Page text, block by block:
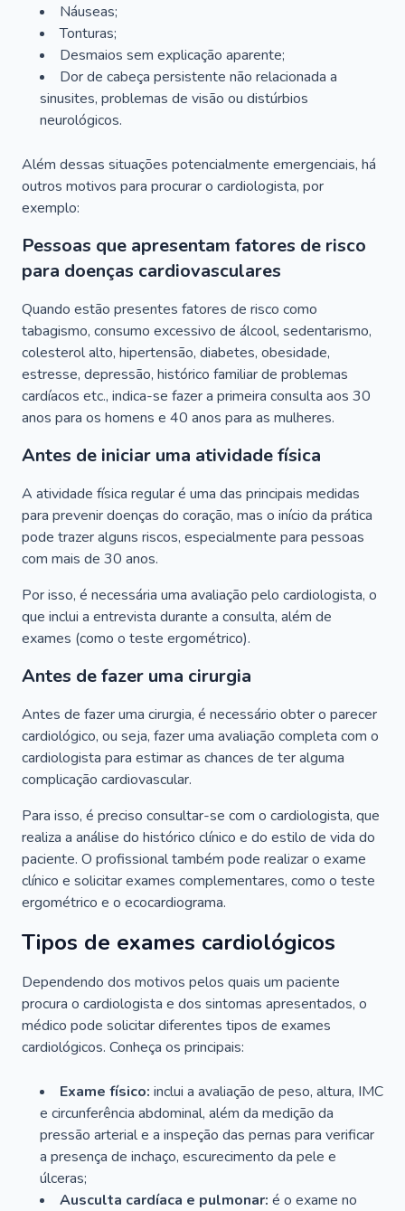
Náuseas;
Tonturas;
Desmaios sem explicação aparente;
Dor de cabeça persistente não relacionada a
sinusites, problemas de visão ou distúrbios
neurológicos.
Além dessas situações potencialmente emergenciais, há
outros motivos para procurar o cardiologista, por
exemplo:
Pessoas que apresentam fatores de risco
para doenças cardiovasculares
Quando estão presentes fatores de risco como
tabagismo, consumo excessivo de álcool, sedentarismo,
colesterol alto, hipertensão, diabetes, obesidade,
estresse, depressão, histórico familiar de problemas
cardíacos etc., indica-se fazer a primeira consulta aos 30
anos para os homens e 40 anos para as mulheres.
Antes de iniciar uma atividade física
A atividade física regular é uma das principais medidas
para prevenir doenças do coração, mas o início da prática
pode trazer alguns riscos, especialmente para pessoas
com mais de 30 anos.
Por isso, é necessária uma avaliação pelo cardiologista, o
que inclui a entrevista durante a consulta, além de
exames (como o teste ergométrico).
Antes de fazer uma cirurgia
Antes de fazer uma cirurgia, é necessário obter o parecer
cardiológico, ou seja, fazer uma avaliação completa com o
cardiologista para estimar as chances de ter alguma
complicação cardiovascular.
Para isso, é preciso consultar-se com o cardiologista, que
realiza a análise do histórico clínico e do estilo de vida do
paciente. O profissional também pode realizar o exame
clínico e solicitar exames complementares, como o teste
ergométrico e o ecocardiograma.
Tipos de exames cardiológicos
Dependendo dos motivos pelos quais um paciente
procura o cardiologista e dos sintomas apresentados, o
médico pode solicitar diferentes tipos de exames
cardiológicos. Conheça os principais:
Exame físico: inclui a avaliação de peso, altura, IMC
e circunferência abdominal, além da medição da
pressão arterial e a inspeção das pernas para verificar
a presença de inchaço, escurecimento da pele e
úlceras;
Ausculta cardíaca e pulmonar: é o exame no